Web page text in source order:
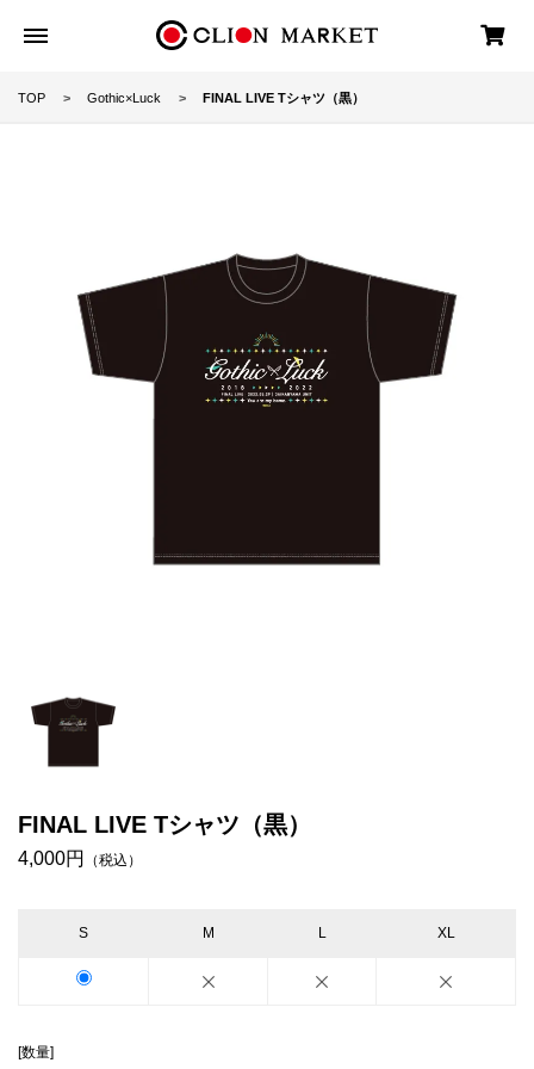
TOP Gothic×Luck FINAL LIVE Tシャツ（黒）
FINAL LIVE Tシャツ（黒）
4,000円 （税込）
S M L XL
[数量]